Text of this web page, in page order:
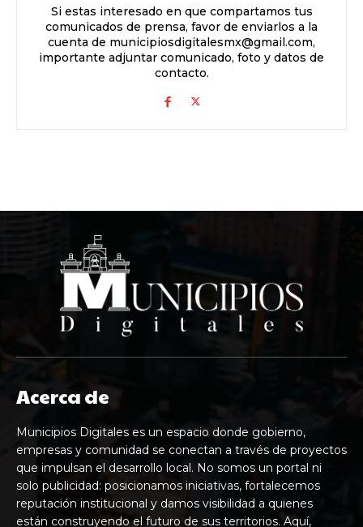
Si estas interesado en que compartamos tus
comunicados de prensa, favor de enviarlos a la
cuenta de municipiosdigitalesmx@gmail.com,
importante adjuntar comunicado, foto y datos de
contacto.
Acerca de
Municipios Digitales es un espacio donde gobierno,
empresas y comunidad se conectan a través de proyectos
que impulsan el desarrollo local. No somos un portal ni
solo publicidad: posicionamos iniciativas, fortalecemos
reputación institucional y damos visibilidad a quienes
están construyendo el futuro de sus territorios. Aquí,